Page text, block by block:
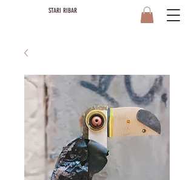
STARI RIBAR